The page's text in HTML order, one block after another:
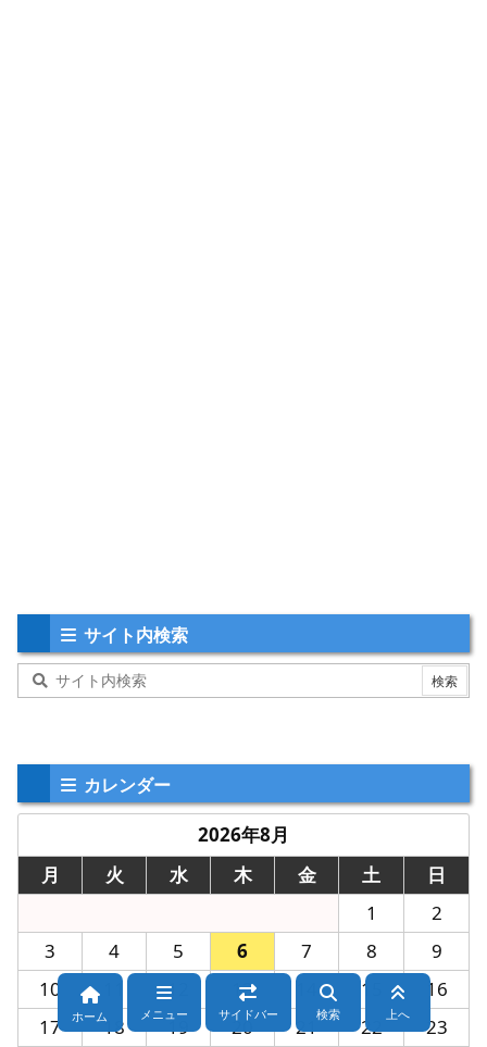
サイト内検索
カレンダー
2026年8月
月
火 水 木 金 土
日
1
2
3
4 5 6 7 8
9
10
11 12 13 14 15
16
17
18 19 20 21 22 23
ホーム メニュー サイドバー 検索 上へ